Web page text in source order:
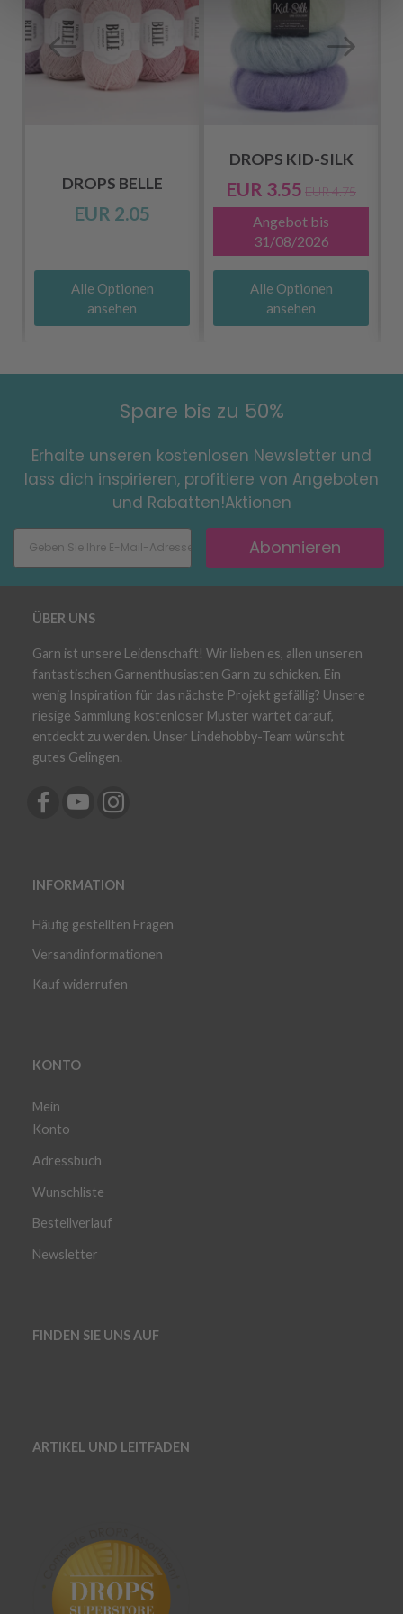
DROPS BELLE
EUR 2.05
Alle Optionen
ansehen
DROPS KID-SILK
EUR 3.55 EUR 4.75
Angebot bis
31/08/2026
Alle Optionen
ansehen
Spare bis zu 50%
Erhalte unseren kostenlosen Newsletter und
lass dich inspirieren, profitiere von Angeboten
und Rabatten!Aktionen
Abonnieren
ÜBER UNS
Garn ist unsere Leidenschaft! Wir lieben es, allen unseren
fantastischen Garnenthusiasten Garn zu schicken. Ein
wenig Inspiration für das nächste Projekt gefällig? Unsere
riesige Sammlung kostenloser Muster wartet darauf,
entdeckt zu werden. Unser Lindehobby-Team wünscht
gutes Gelingen.
INFORMATION
Häufig gestellten Fragen
Versandinformationen
Kauf widerrufen
KONTO
Mein
Konto
Adressbuch
Wunschliste
Bestellverlauf
Newsletter
FINDEN SIE UNS AUF
ARTIKEL UND LEITFADEN